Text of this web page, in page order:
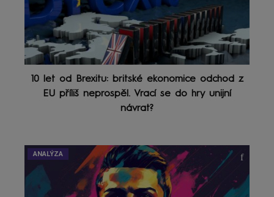
10 let od Brexitu: britské ekonomice odchod z
EU příliš neprospěl. Vrací se do hry unijní
návrat?
ANALÝZA